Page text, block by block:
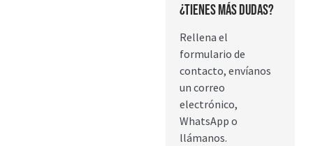
¿Tienes más dudas?
Rellena el
formulario de
contacto, envíanos
un correo
electrónico,
WhatsApp o
llámanos.